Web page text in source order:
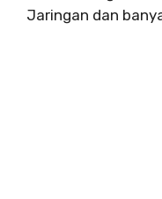
Jaringan dan